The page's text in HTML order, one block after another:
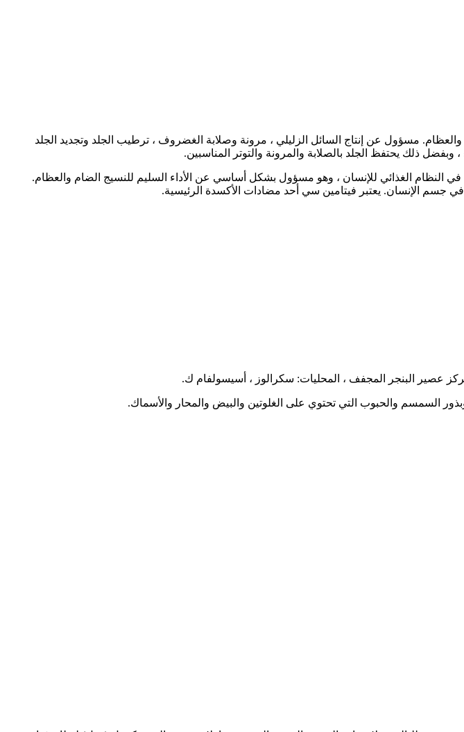
والعظام. مسؤول عن إنتاج السائل الزليلي ، مرونة وصلابة الغضروف ، ترطيب الجلد وتجديد الجلد
ذلك يحتفظ الجلد بالصلابة والمرونة والتوتر المناسبين.
النظام الغذائي للإنسان ، وهو مسؤول بشكل أساسي عن الأداء السليم للنسيج الضام والعظام.
جسم الإنسان. يعتبر فيتامين سي أحد مضادات الأكسدة الرئيسية.
عصير البنجر المجفف ، المحليات: سكرالوز ، أسيسولفام ك.
السمسم والحبوب التي تحتوي على الغلوتين والبيض والمحار والأسماك.